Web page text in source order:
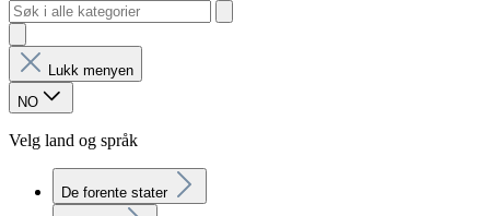
Lukk menyen
NO
Velg land og språk
De forente stater